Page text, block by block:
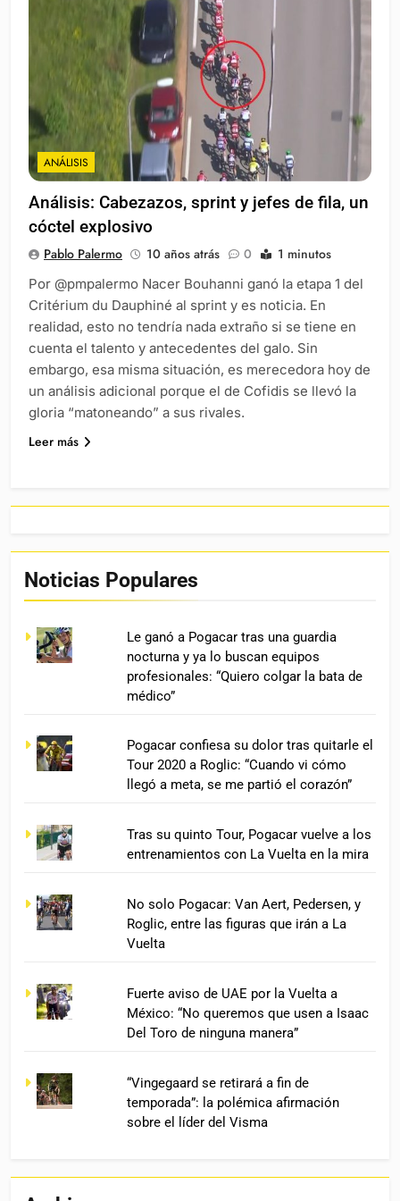
ANÁLISIS
Análisis: Cabezazos, sprint y jefes de fila, un
cóctel explosivo
Pablo Palermo 10 años atrás 0 1 minutos
Por @pmpalermo Nacer Bouhanni ganó la etapa 1 del
Critérium du Dauphiné al sprint y es noticia. En
realidad, esto no tendría nada extraño si se tiene en
cuenta el talento y antecedentes del galo. Sin
embargo, esa misma situación, es merecedora hoy de
un análisis adicional porque el de Cofidis se llevó la
gloria “matoneando” a sus rivales.
Leer más
Noticias Populares
Le ganó a Pogacar tras una guardia
nocturna y ya lo buscan equipos
profesionales: “Quiero colgar la bata de
médico”
Pogacar confiesa su dolor tras quitarle el
Tour 2020 a Roglic: “Cuando vi cómo
llegó a meta, se me partió el corazón”
Tras su quinto Tour, Pogacar vuelve a los
entrenamientos con La Vuelta en la mira
No solo Pogacar: Van Aert, Pedersen, y
Roglic, entre las figuras que irán a La
Vuelta
Fuerte aviso de UAE por la Vuelta a
México: “No queremos que usen a Isaac
Del Toro de ninguna manera”
“Vingegaard se retirará a fin de
temporada”: la polémica afirmación
sobre el líder del Visma